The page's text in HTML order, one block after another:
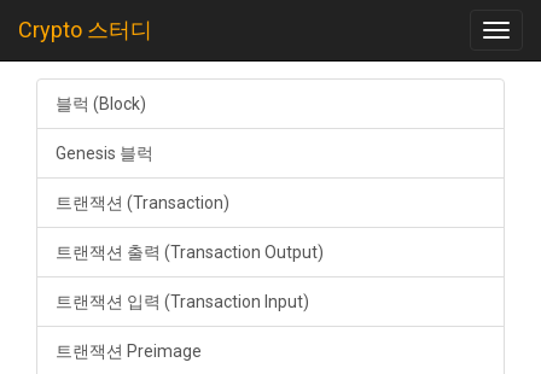
Crypto 스터디
블럭 (Block)
Genesis 블럭
트랜잭션 (Transaction)
트랜잭션 출력 (Transaction Output)
트랜잭션 입력 (Transaction Input)
트랜잭션 Preimage